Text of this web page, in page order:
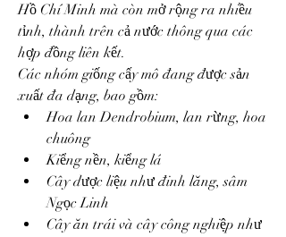
Hồ Chí Minh mà còn mở rộng ra nhiều
tỉnh, thành trên cả nước thông qua các
hợp đồng liên kết.
Các nhóm giống cấy mô đang được sản
xuất đa dạng, bao gồm:
Hoa lan Dendrobium, lan rừng, hoa
chuông
Kiểng nền, kiểng lá
Cây dược liệu như đinh lăng, sâm
Ngọc Linh
Cây ăn trái và cây công nghiệp như